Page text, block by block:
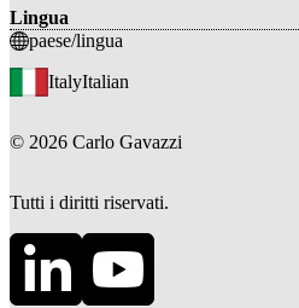
Lingua
paese/lingua
ItalyItalian
© 2026 Carlo Gavazzi
Tutti i diritti riservati.